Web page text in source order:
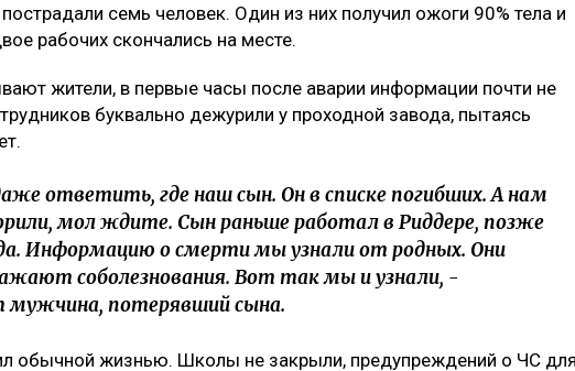
семь человек. Один из них получил ожоги 90% тела и
рабочих скончались на месте.
жители, в первые часы после аварии информации почти не
буквально дежурили у проходной завода, пытаясь
ответить, где наш сын. Он в списке погибших. А нам
мол ждите. Сын раньше работал в Риддере, позже
Информацию о смерти мы узнали от родных. Они
соболезнования. Вот так мы и узнали, -
мужчина, потерявший сына.
обычной жизнью. Школы не закрыли, предупреждений о ЧС для